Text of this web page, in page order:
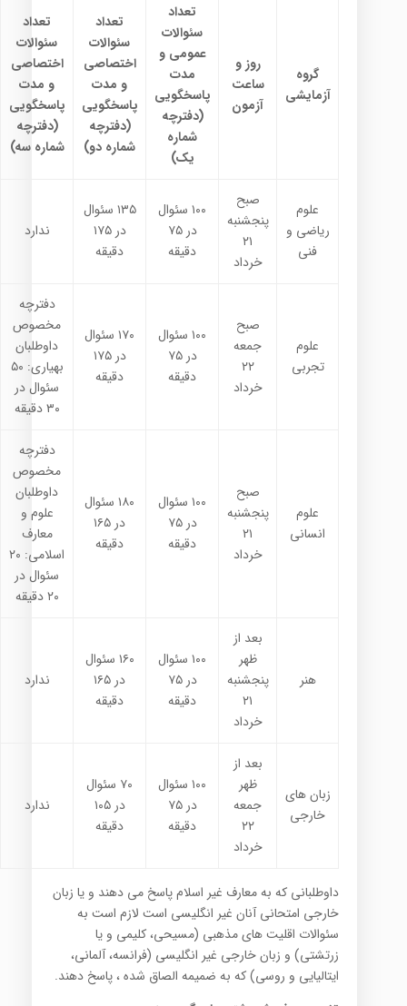
گروه
آزمایشی
روز و
ساعت
آزمون
تعداد
سئوالات
عمومی و
مدت
پاسخگویی
(دفترچه
شماره
یک)
تعداد
سئوالات
اختصاصی
و مدت
پاسخگویی
(دفترچه
شماره دو)
تعداد
سئوالات
اختصاصی
و مدت
پاسخگویی
(دفترچه
شماره سه)
علوم
ریاضی و
فنی
صبح
پنجشنبه
۲۱
خرداد
۱۰۰ سئوال
در ۷۵
دقیقه
۱۳۵ سئوال
در ۱۷۵
دقیقه
ندارد
علوم
تجربی
صبح
جمعه
۲۲
خرداد
۱۰۰ سئوال
در ۷۵
دقیقه
۱۷۰ سئوال
در ۱۷۵
دقیقه
دفترچه
مخصوص
داوطلبان
بهیاری: ۵۰
سئوال در
۳۰ دقیقه
علوم
انسانی
صبح
پنجشنبه
۲۱
خرداد
۱۰۰ سئوال
در ۷۵
دقیقه
۱۸۰ سئوال
در ۱۶۵
دقیقه
دفترچه
مخصوص
داوطلبان
علوم و
معارف
اسلامی: ۲۰
سئوال در
۲۰ دقیقه
هنر
بعد از
ظهر
پنجشنبه
۲۱
خرداد
۱۰۰ سئوال
در ۷۵
دقیقه
۱۶۰ سئوال
در ۱۶۵
دقیقه
ندارد
زبان های
خارجی
بعد از
ظهر
جمعه
۲۲
خرداد
۱۰۰ سئوال
در ۷۵
دقیقه
۷۰ سئوال
در ۱۰۵
دقیقه
ندارد
داوطلبانی که به معارف غیر اسلام پاسخ می دهند و یا زبان
خارجی امتحانی آنان غیر انگلیسی است لازم است به
سئوالات اقلیت های مذهبی (مسیحی، کلیمی و یا
زرتشتی) و زبان خارجی غیر انگلیسی (فرانسه، آلمانی،
ایتالیایی و روسی) که به ضمیمه الصاق شده ، پاسخ دهند.